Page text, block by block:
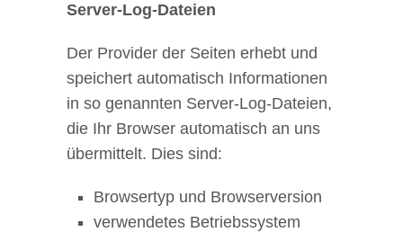
Server-Log-Dateien
Der Provider der Seiten erhebt und
speichert automatisch Informationen
in so genannten Server-Log-Dateien,
die Ihr Browser automatisch an uns
übermittelt. Dies sind:
Browsertyp und Browserversion
verwendetes Betriebssystem